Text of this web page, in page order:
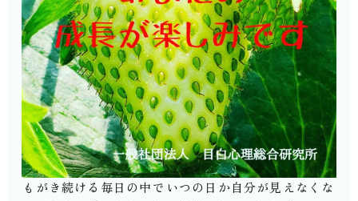
⁡もがき続ける毎日の中で⁡いつの日か自分が見えなくな